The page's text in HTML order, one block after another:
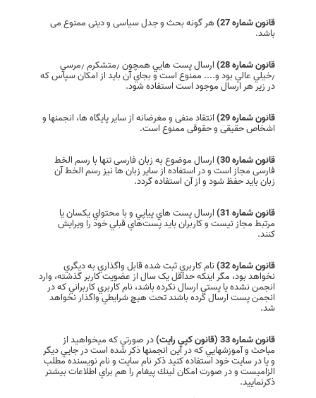
قانون شماره 27) هر گونه بحث و جدل سیاسی و دینی ممنوع می
باشد.
قانون شماره 28) ارسال پست هايي همچون ٫‌متشكرم ٫‌مرسي
٫‌خيلي عالي بود و.... ممنوع است و بجاي آن باید از امکان سپاس که
در زیر هر ارسال موجود است استفاده شود.
قانون شماره 29) انتقاد منفی و مغرضانه از ساير پایگاه ها، انجمنها و
اشخاص حقیقی و حقوقی ممنوع است.
قانون شماره 30) ارسال موضوع به زبان فارسی تنها با رسم الخط
فارسی مجاز است و در استفاده از سایر زبان ها نیز رسم الخط آن
زبان باید حفظ شود و از آن استفاده گردد.
قانون شماره 31) ارسال پست هاي پياپي و با محتواي يکسان يا
مرتبط مجاز نيست و کاربران بايد پست‌هاي قبلي خود را ويرايش
کنند.
قانون شماره 32) نام کاربري ثبت شده قابل واگذاري به ديگري
نخواهد بود، مگر اينکه حداقل يک سال از عضويت کاربر گذشته، وارد
انجمن نشده يا پستي ارسال نکرده باشد، نام کاربري کاربراني که در
انجمن پست ارسال کرده باشند تحت هيچ شرايطي واگذار نخواهد
شد.
قانون شماره 33 (قانون كپي رايت) در صورتي كه ميخواهيد از
مباحث و آموزشهايي كه در اين انجمنها ذكر شده است در جايي ديگر
و يا در سايت خود استفاده كنيد ذكر نام سايت و نام نويسنده مطلب
الزاميست و در صورت امكان لينك پيغام را هم براي اطلاعات بيشتر
ذكرنماييد.